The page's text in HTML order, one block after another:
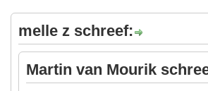
melle z schreef:
Martin van Mourik